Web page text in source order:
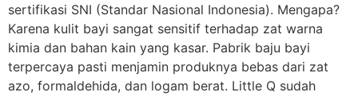
sertifikasi SNI (Standar Nasional Indonesia). Mengapa?
Karena kulit bayi sangat sensitif terhadap zat warna
kimia dan bahan kain yang kasar. Pabrik baju bayi
terpercaya pasti menjamin produknya bebas dari zat
azo, formaldehida, dan logam berat. Little Q sudah